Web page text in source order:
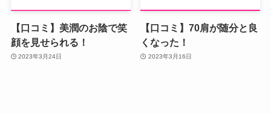
【口コミ】美潤のお陰で笑
顔を見せられる！
2023年3月24日
【口コミ】70肩が随分と良
くなった！
2023年3月16日